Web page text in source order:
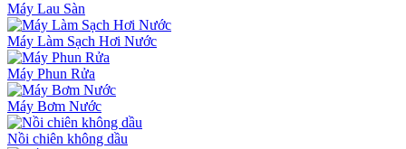
Máy Lau Sàn
Máy Làm Sạch Hơi Nước
Máy Phun Rửa
Máy Bơm Nước
Nồi chiên không dầu